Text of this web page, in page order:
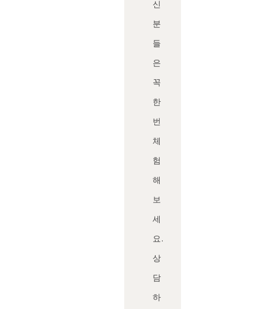
신
분
들
은
꼭
한
번
체
험
해
보
세
요.
상
담
하